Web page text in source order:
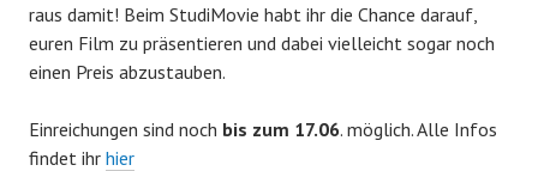
raus damit! Beim StudiMovie habt ihr die Chance darauf,
euren Film zu präsentieren und dabei vielleicht sogar noch
einen Preis abzustauben.
Einreichungen sind noch bis zum 17.06. möglich. Alle Infos
findet ihr hier